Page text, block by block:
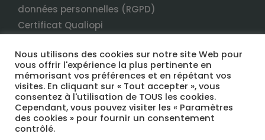
données personnelles (RGPD)
Certificat Qualiopi
COPYRIGHT 2022 TERRANEO FORMATION TOUS DROITS RÉSERVÉS
Nous utilisons des cookies sur notre site Web pour
vous offrir l'expérience la plus pertinente en
mémorisant vos préférences et en répétant vos
visites. En cliquant sur « Tout accepter », vous
consentez à l'utilisation de TOUS les cookies.
Cependant, vous pouvez visiter les « Paramètres
des cookies » pour fournir un consentement
contrôlé.